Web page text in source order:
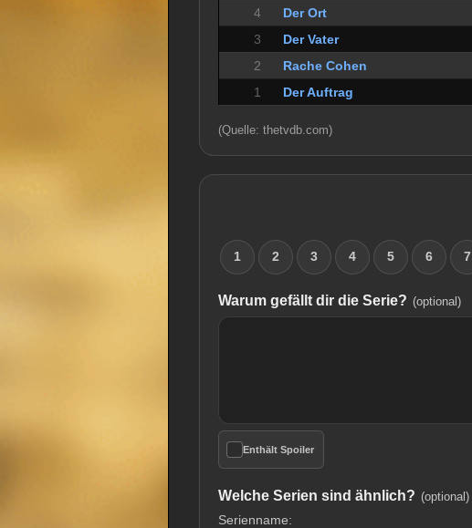
4 Der Ort
3 Der Vater
2 Rache Cohen
1 Der Auftrag
(Quelle: thetvdb.com)
1 2 3 4 5 6 7
Warum gefällt dir die Serie? (optional)
Enthält Spoiler
Welche Serien sind ähnlich? (optional)
Serienname: